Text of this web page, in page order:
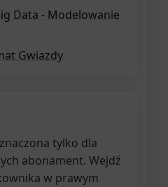
Data - Modelowanie
Gwiazdy
tylko dla
abonament. Wejdź
w prawym